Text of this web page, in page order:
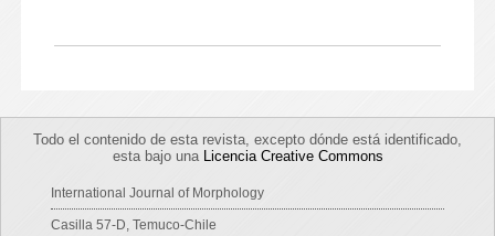
Todo el contenido de esta revista, excepto dónde está identificado,
esta bajo una Licencia Creative Commons
International Journal of Morphology
Casilla 57-D, Temuco-Chile